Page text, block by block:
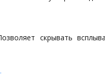
скрывать